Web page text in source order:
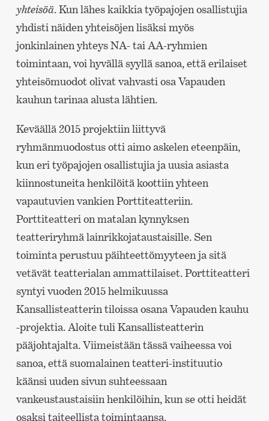
yhteisöä. Kun lähes kaikkia työpajojen osallistujia
yhdisti näiden yhteisöjen lisäksi myös
jonkinlainen yhteys NA- tai AA-ryhmien
toimintaan, voi hyvällä syyllä sanoa, että erilaiset
yhteisömuodot olivat vahvasti osa Vapauden
kauhun tarinaa alusta lähtien.
Keväällä 2015 projektiin liittyvä
ryhmänmuodostus otti aimo askelen eteenpäin,
kun eri työpajojen osallistujia ja uusia asiasta
kiinnostuneita henkilöitä koottiin yhteen
vapautuvien vankien Porttiteatteriin.
Porttiteatteri on matalan kynnyksen
teatteriryhmä lainrikkojataustaisille. Sen
toiminta perustuu päihteettömyyteen ja sitä
vetävät teatterialan ammattilaiset. Porttiteatteri
syntyi vuoden 2015 helmikuussa
Kansallisteatterin tiloissa osana Vapauden kauhu
-projektia. Aloite tuli Kansallisteatterin
pääjohtajalta. Viimeistään tässä vaiheessa voi
sanoa, että suomalainen teatteri-instituutio
käänsi uuden sivun suhteessaan
vankeustaustaisiin henkilöihin, kun se otti heidät
osaksi taiteellista toimintaansa.